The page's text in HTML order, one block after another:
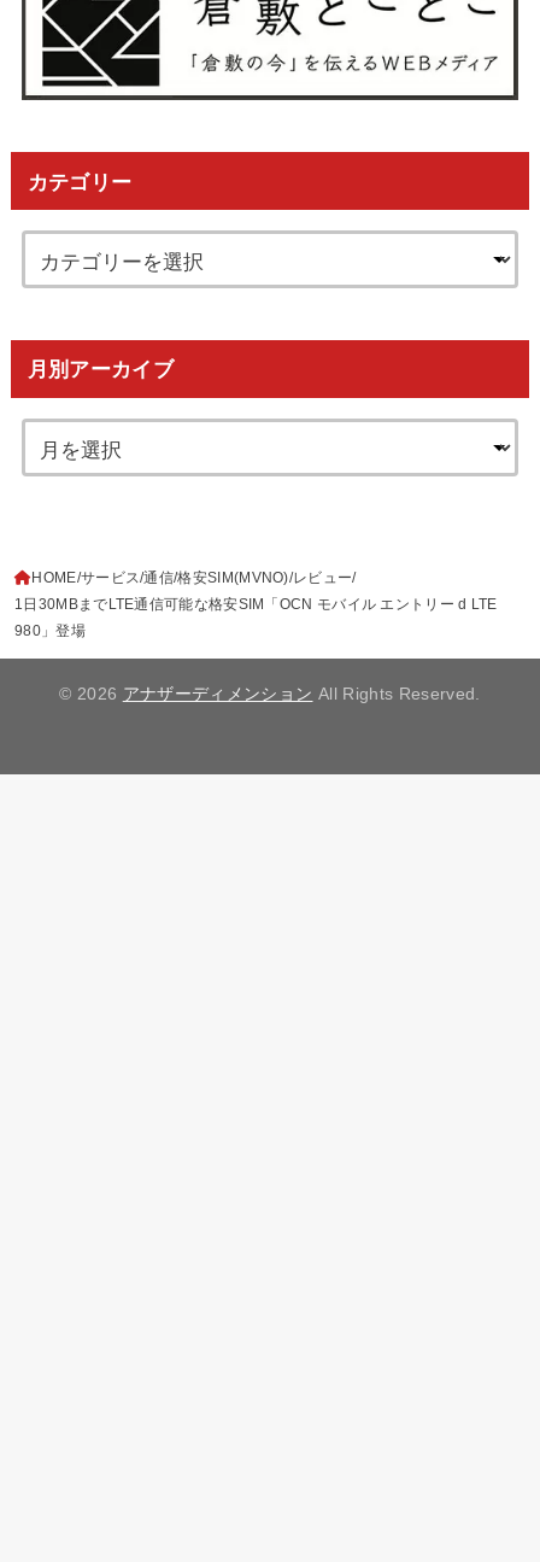
カテゴリー
月別アーカイブ
HOME サービス 通信 格安SIM(MVNO) レビュー
1日30MBまでLTE通信可能な格安SIM「OCN モバイル エントリー d LTE
980」登場
© 2026 アナザーディメンション All Rights Reserved.